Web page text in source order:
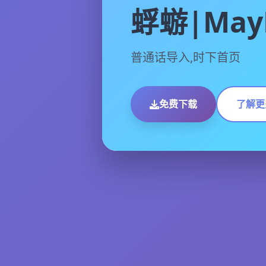
蜉蝣
普通话导入,时下首页
免费下载 了解